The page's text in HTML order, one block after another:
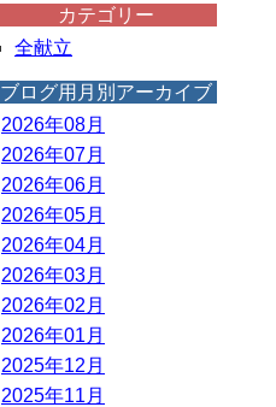
カテゴリー
全献立
ブログ用月別アーカイブ
2026年08月
2026年07月
2026年06月
2026年05月
2026年04月
2026年03月
2026年02月
2026年01月
2025年12月
2025年11月